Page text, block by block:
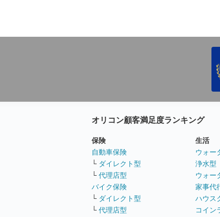
オリコン顧客満足度ランキング
保険
自動車保険
└ ダイレクト型
└ 代理店型
バイク保険
└ ダイレクト型
└ 代理店型
生活
ウォー
浄水型
ウォー
家事代
ハウス
コイン